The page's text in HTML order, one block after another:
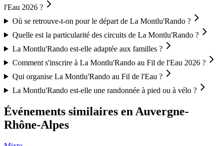
l'Eau 2026 ?
Où se retrouve-t-on pour le départ de La Montlu'Rando ?
Quelle est la particularité des circuits de La Montlu'Rando ?
La Montlu'Rando est-elle adaptée aux familles ?
Comment s'inscrire à La Montlu'Rando au Fil de l'Eau 2026 ?
Qui organise La Montlu'Rando au Fil de l'Eau ?
La Montlu'Rando est-elle une randonnée à pied ou à vélo ?
Événements similaires en Auvergne-
Rhône-Alpes